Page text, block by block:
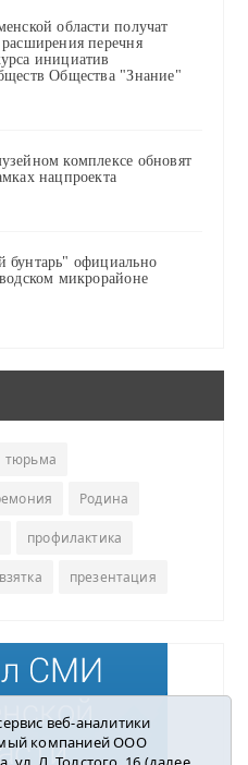
области получат
перечня
инициатив
Общества "Знание"
комплексе обновят
нацпроекта
бунтарь" официально
микрорайоне
тюрьма
Родина
профилактика
взятка презентация
веб-аналитики
компанией ООО